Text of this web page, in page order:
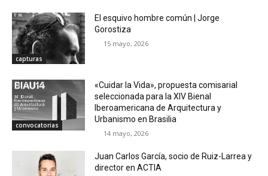
capturas
El esquivo hombre común | Jorge
Gorostiza
15 mayo, 2026
convocatorias
«Cuidar la Vida», propuesta comisarial
seleccionada para la XIV Bienal
Iberoamericana de Arquitectura y
Urbanismo en Brasilia
14 mayo, 2026
Juan Carlos García, socio de Ruiz-Larrea y
director en ACTIA